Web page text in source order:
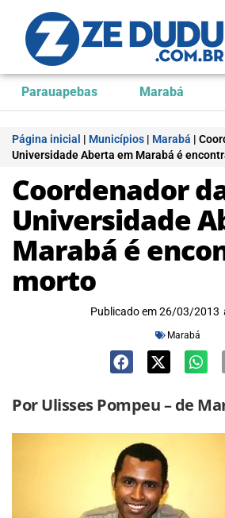
Parauapebas Marabá
Página inicial | Municípios | Marabá |
Universidade Aberta em Marabá é
Coordenador
Universidade
Marabá é
morto
Publicado em 26/03/2013
Marabá
Por Ulisses Pompeu – de